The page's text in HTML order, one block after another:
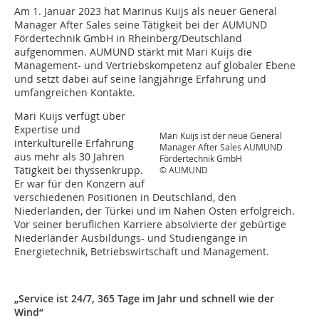
Am 1. Januar 2023 hat Marinus Kuijs als neuer General
Manager After Sales seine Tätigkeit bei der AUMUND
Fördertechnik GmbH in Rheinberg/Deutschland
aufgenommen. AUMUND stärkt mit Mari Kuijs die
Management- und Vertriebskompetenz auf globaler Ebene
und setzt dabei auf seine langjährige Erfahrung und
umfangreichen Kontakte.
Mari Kuijs ist der neue General
Manager After Sales AUMUND
Fördertechnik GmbH
© AUMUND
Mari Kuijs verfügt über
Expertise und
interkulturelle Erfahrung
aus mehr als 30 Jahren
Tätigkeit bei thyssenkrupp.
Er war für den Konzern auf
verschiedenen Positionen in Deutschland, den
Niederlanden, der Türkei und im Nahen Osten erfolgreich.
Vor seiner beruflichen Karriere absolvierte der gebürtige
Niederländer Ausbildungs- und Studiengänge in
Energietechnik, Betriebswirtschaft und Management.
„Service ist 24/7, 365 Tage im Jahr und schnell wie der
Wind“